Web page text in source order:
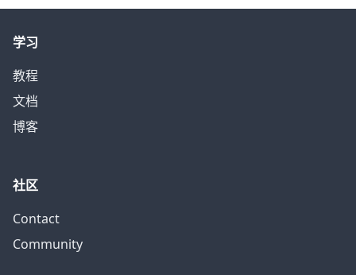
学习
教程
文档
博客
社区
Contact
Community